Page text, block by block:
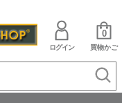
ログイン 買物かご
0